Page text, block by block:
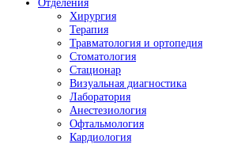
Хирургия
Терапия
Травматология и ортопедия
Стоматология
Стационар
Визуальная диагностика
Лаборатория
Анестезиология
Офтальмология
Кардиология